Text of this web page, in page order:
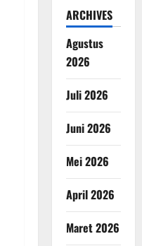
ARCHIVES
Agustus
2026
Juli 2026
Juni 2026
Mei 2026
April 2026
Maret 2026